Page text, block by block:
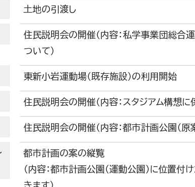
土地の引渡し
住民説明会の開催（内容：私学事業団総
ついて）
東新小岩運動場（既存施設）の利用開始
住民説明会の開催（内容：スタジアム構想
住民説明会の開催（内容：都市計画公園（原
都市計画の案の縦覧
（内容：都市計画公園（運動公園）に位置
きます）